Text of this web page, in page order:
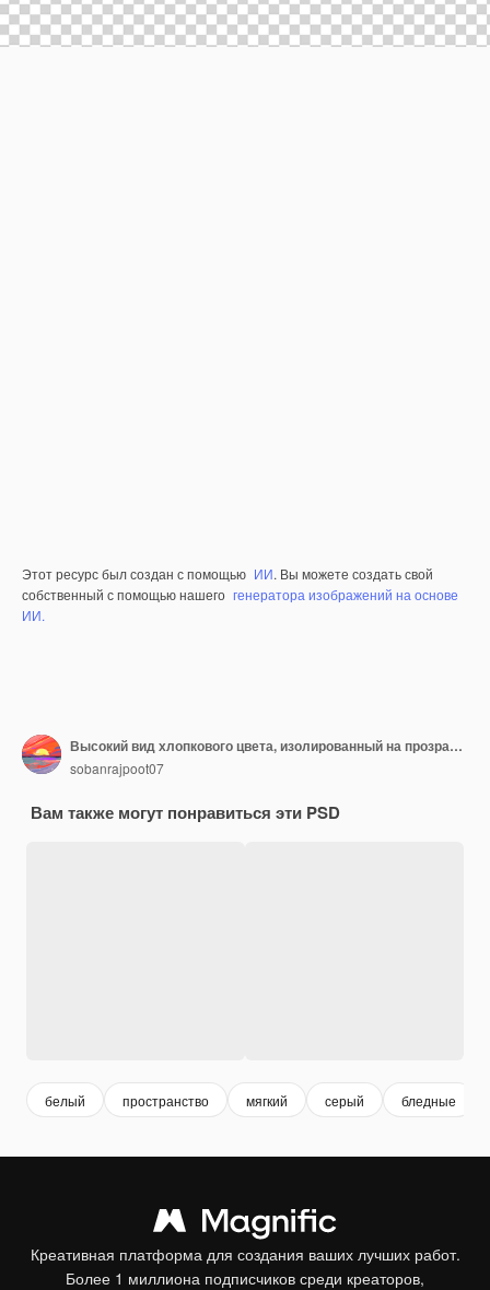
Этот ресурс был создан с помощью ИИ. Вы можете создать свой
собственный с помощью нашего генератора изображений на основе
ИИ.
Высокий вид хлопкового цвета, изолированный на прозрачном фоне
sobanrajpoot07
Вам также могут понравиться эти PSD
белый пространство мягкий серый бледные
Креативная платформа для создания ваших лучших работ.
Более 1 миллиона подписчиков среди креаторов,